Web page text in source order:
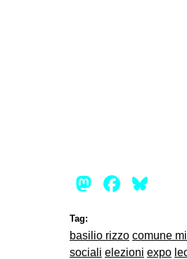
Mastodon
Tag:
basilio rizzo comune
sociali elezioni expo